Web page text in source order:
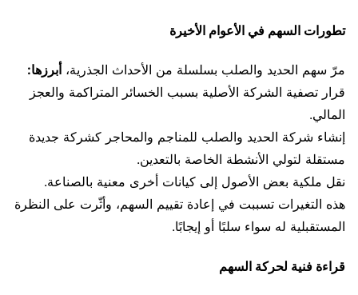
تطورات السهم في الأعوام الأخيرة
مرّ سهم الحديد والصلب بسلسلة من الأحداث الجذرية، أبرزها:
قرار تصفية الشركة الأصلية بسبب الخسائر المتراكمة والعجز
المالي.
إنشاء شركة الحديد والصلب للمناجم والمحاجر كشركة جديدة
مستقلة لتولي الأنشطة الخاصة بالتعدين.
نقل ملكية بعض الأصول إلى كيانات أخرى معنية بالصناعة.
هذه التغيرات تسببت في إعادة تقييم السهم، وأثّرت على النظرة
المستقبلية له سواء سلبًا أو إيجابًا.
قراءة فنية لحركة السهم